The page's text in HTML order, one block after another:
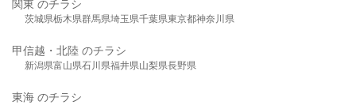
関東 のチラシ
茨城県栃木県群馬県埼玉県千葉県東京都神奈川県
甲信越・北陸 のチラシ
新潟県富山県石川県福井県山梨県長野県
東海 のチラシ